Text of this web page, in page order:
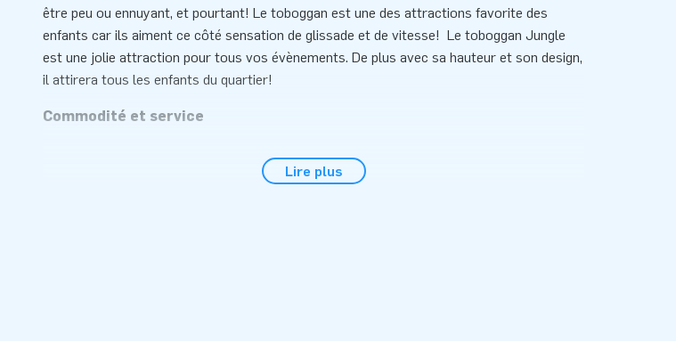
être peu ou ennuyant, et pourtant! Le toboggan est une des attractions favorite des
enfants car ils aiment ce côté sensation de glissade et de vitesse! Le toboggan Jungle
est une jolie attraction pour tous vos évènements. De plus avec sa hauteur et son design,
il attirera tous les enfants du quartier!
Commodité et service
toboggan gonflable est composé d'une seule partie et fait 5 mètres de haut. De plus, il est
Lire plus